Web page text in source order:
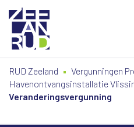
naar
inhoud
naar
navigatie
RUD Zeeland Vergunningen
Havenontvangsinstallatie
Veranderingsvergunning